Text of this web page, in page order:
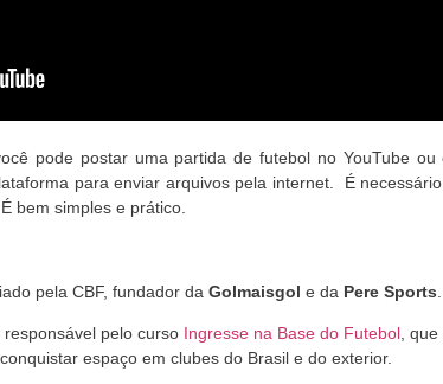
pode postar uma partida de futebol no YouTube ou
para enviar arquivos pela internet. É
bem simples e prático.
pela CBF, fundador da Golmaisgol e da Pere Sports
pelo curso Ingresse na Base do Futebol ,
espaço em clubes do Brasil e do exterior.